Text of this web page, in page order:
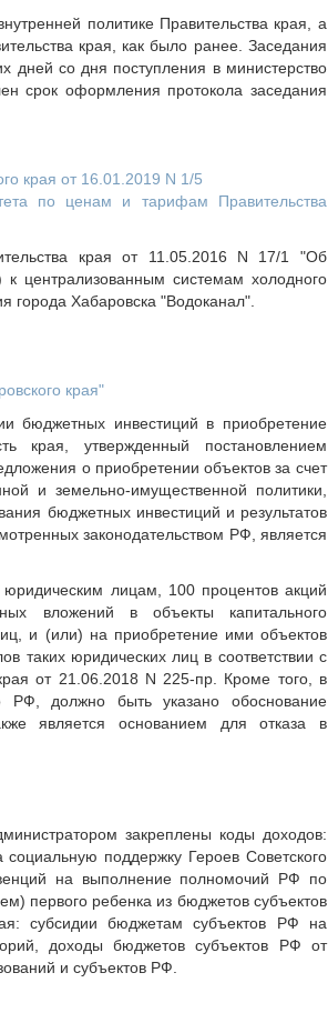
политике Правительства края, а
края, как было ранее. Заседания
дней со дня поступления в министерство
срок оформления протокола заседания
края от 16.01.2019 N 1/5
по ценам и тарифам Правительства
края от 11.05.2016 N 17/1 "Об
к централизованным системам холодного
города Хабаровска "Водоканал".
края"
бюджетных инвестиций в приобретение
края, утвержденный постановлением
о приобретении объектов за счет
и земельно-имущественной политики,
бюджетных инвестиций и результатов
законодательством РФ, является
лицам, 100 процентов акций
вложений в объекты капитального
и (или) на приобретение ими объектов
таких юридических лиц в соответствии с
от 21.06.2018 N 225-пр. Кроме того, в
РФ, должно быть указано обоснование
является основанием для отказа в
закреплены коды доходов:
поддержку Героев Советского
на выполнение полномочий РФ по
первого ребенка из бюджетов субъектов
субсидии бюджетам субъектов РФ на
доходы бюджетов субъектов РФ от
и субъектов РФ.